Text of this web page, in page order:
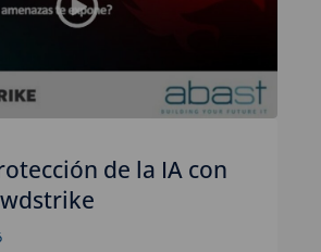
de la IA con